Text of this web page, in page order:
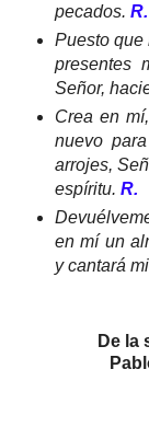
pecados. R.
Puesto que
presentes
Señor,
Crea en
nuevo
arrojes,
espíritu. R.
en mí un
y cantará
De la